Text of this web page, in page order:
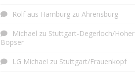
Rolf aus Hamburg zu Ahrensburg
Michael zu Stuttgart-Degerloch/Hoher
Bopser
LG Michael zu Stuttgart/Frauenkopf